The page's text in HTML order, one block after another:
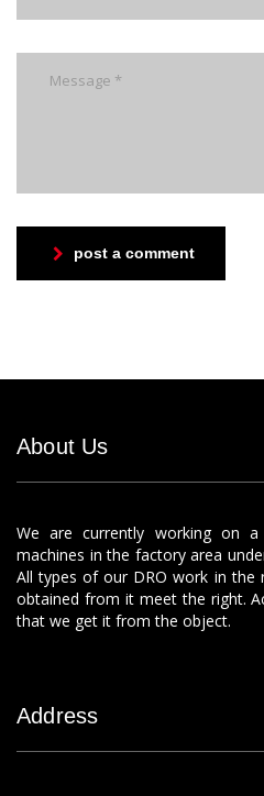
post a comment
About Us
We are currently working on
machines in the factory area
All types of our DRO work in the
obtained from it meet the right.
that we get it from the object.
Address